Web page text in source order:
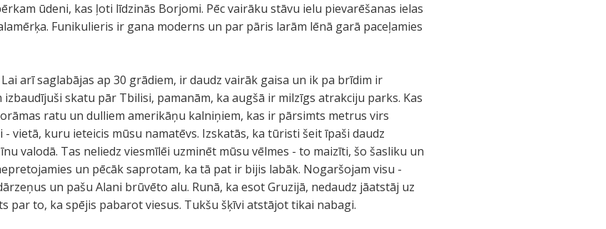
ūdeni, kas ļoti līdzinās Borjomi. Pēc vairāku stāvu ielu pievarēšanas ielas
Funikulieris ir gana moderns un par pāris larām lēnā garā paceļamies
arī saglabājas ap 30 grādiem, ir daudz vairāk gaisa un ik pa brīdim ir
izbaudījuši skatu pār Tbilisi, pamanām, ka augšā ir milzīgs atrakciju parks. Kas
ratu un dulliem amerikāņu kalniņiem, kas ir pārsimts metrus virs
vietā, kuru ieteicis mūsu namatēvs. Izskatās, ka tūristi šeit īpaši daudz
valodā. Tas neliedz viesmīlēi uzminēt mūsu vēlmes - to maizīti, šo šasliku un
un pēcāk saprotam, ka tā pat ir bijis labāk. Nogaršojam visu -
un pašu Alani brūvēto alu. Runā, ka esot Gruzijā, nedaudz jāatstāj uz
par to, ka spējis pabarot viesus. Tukšu šķīvi atstājot tikai nabagi.